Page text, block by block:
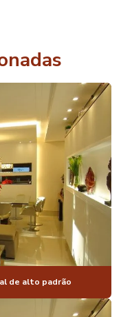
de alto padrão